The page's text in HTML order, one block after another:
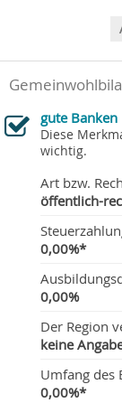
gute Banken
Diese
wichtig.
Art bzw.
öffentlich-
0,00%*
0,00%
Der Region
keine
Umfang des
0,00%*